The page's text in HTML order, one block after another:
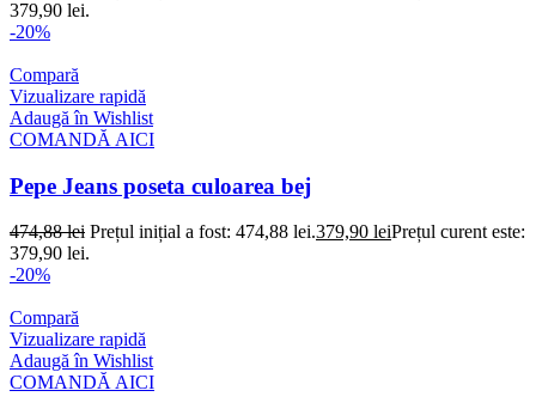
379,90 lei.
-20%
Compară
Vizualizare rapidă
Adaugă în Wishlist
COMANDĂ AICI
Pepe Jeans poseta culoarea bej
474,88lei Prețul inițial a fost: 474,88 lei.379,90 leiPrețul curent este:
379,90 lei.
-20%
Compară
Vizualizare rapidă
Adaugă în Wishlist
COMANDĂ AICI